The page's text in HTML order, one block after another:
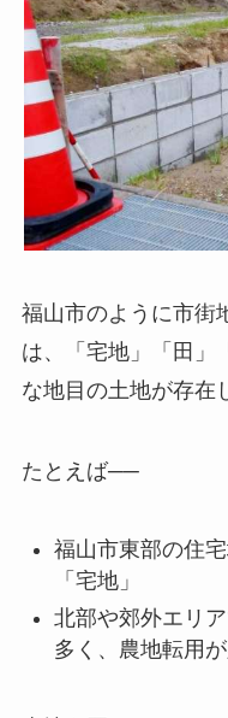
福山市のように市街
は、「宅地」「田」
な地目の土地が存在
たとえば──
福山市東部の住
「宅地」
北部や郊外エリ
多く、農地転用